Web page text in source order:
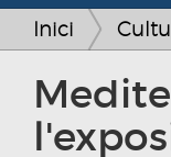
Inici